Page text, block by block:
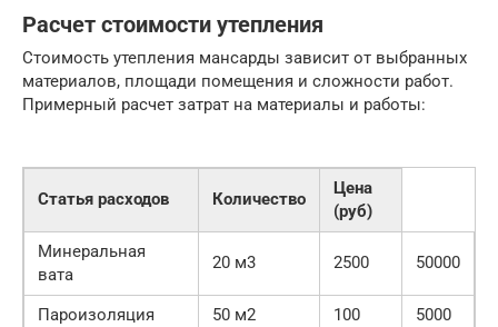
Расчет стоимости утепления
Стоимость утепления мансарды зависит от выбранных
материалов, площади помещения и сложности работ.
Примерный расчет затрат на материалы и работы:
Статья расходов Количество
Цена
(руб)
Минеральная
вата
20 м3 2500 50000
Пароизоляция 50 м2 100
5000